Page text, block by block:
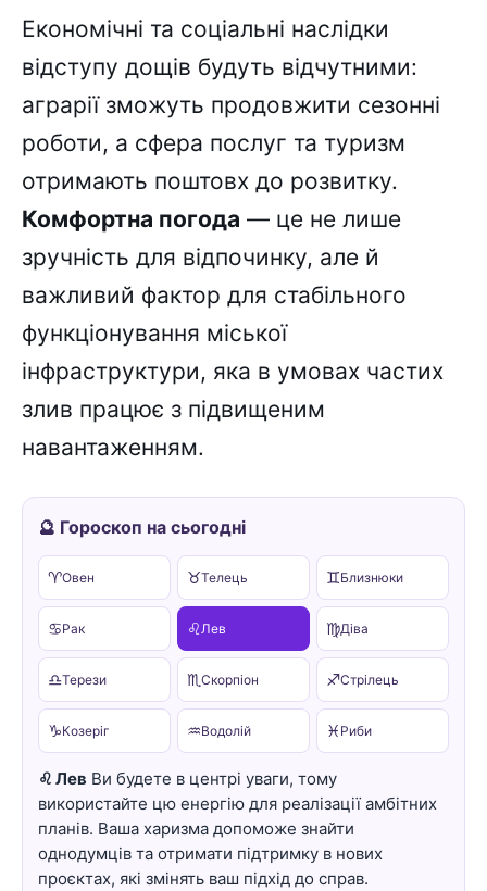
Економічні та соціальні наслідки
відступу дощів будуть відчутними:
аграрії зможуть продовжити сезонні
роботи, а сфера послуг та туризм
отримають поштовх до розвитку.
Комфортна погода — це не лише
зручність для відпочинку, але й
важливий фактор для стабільного
функціонування міської
інфраструктури, яка в умовах частих
злив працює з підвищеним
навантаженням.
🔮 Гороскоп на сьогодні
♈Овен ♉Телець ♊Близнюки
♋Рак ♌ Лев ♍Діва
♎Терези ♏Скорпіон ♐Стрілець
♑Козеріг ♒Водолій ♓ Риби
♌ Лев Ви будете в центрі уваги, тому
використайте цю енергію для реалізації амбітних
планів. Ваша харизма допоможе знайти
однодумців та отримати підтримку в нових
проєктах, які змінять ваш підхід до справ.